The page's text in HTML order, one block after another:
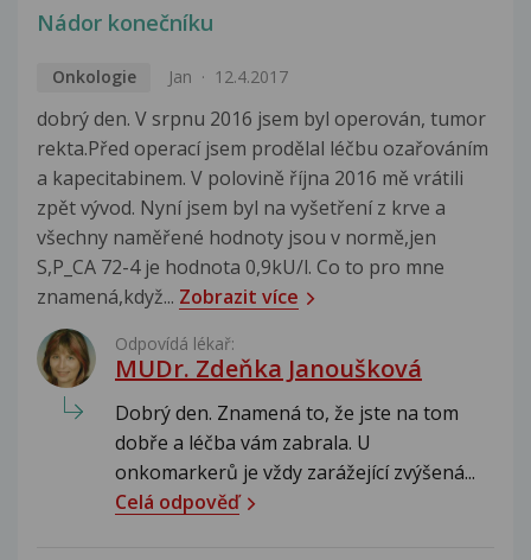
Nádor konečníku
Onkologie Jan 12.4.2017
dobrý den. V srpnu 2016 jsem byl operován, tumor
rekta.Před operací jsem prodělal léčbu ozařováním
a kapecitabinem. V polovině října 2016 mě vrátili
zpět vývod. Nyní jsem byl na vyšetření z krve a
všechny naměřené hodnoty jsou v normě,jen
S,P_CA 72-4 je hodnota 0,9kU/l. Co to pro mne
znamená,když... Zobrazit více
Odpovídá lékař:
MUDr. Zdeňka Janoušková
Dobrý den. Znamená to, že jste na tom
dobře a léčba vám zabrala. U
onkomarkerů je vždy zarážející zvýšená...
Celá odpověď